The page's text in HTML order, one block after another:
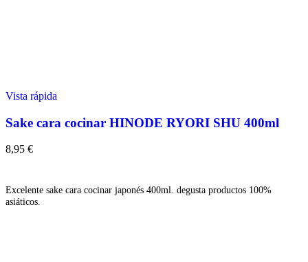
Vista rápida
Sake cara cocinar HINODE RYORI SHU 400ml
8,95 €
Excelente sake cara cocinar japonés 400ml. degusta productos 100%
asiáticos.